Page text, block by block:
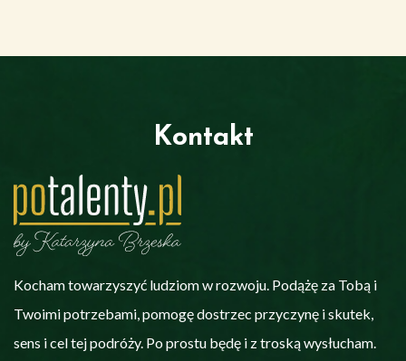
Kontakt
Kocham towarzyszyć ludziom w rozwoju. Podążę za Tobą i
Twoimi potrzebami, pomogę dostrzec przyczynę i skutek,
sens i cel tej podróży. Po prostu będę i z troską wysłucham.